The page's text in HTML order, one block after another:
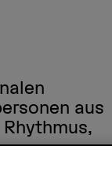
aus